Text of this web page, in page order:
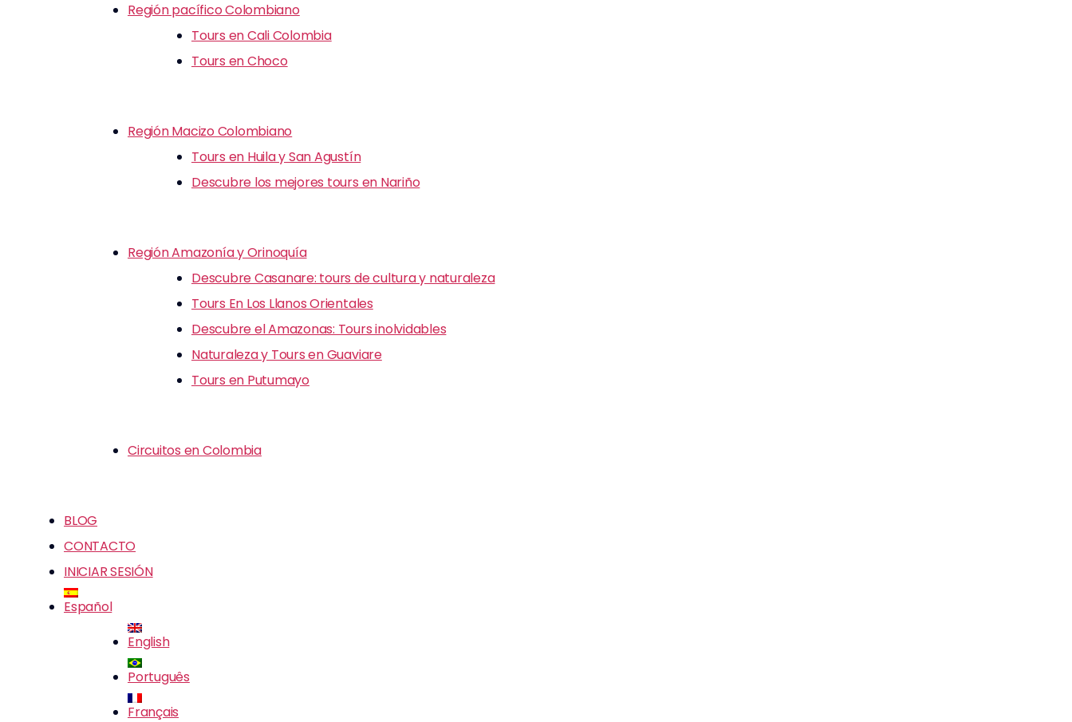
Región pacífico Colombiano
Tours en Cali Colombia
Tours en Choco
Región Macizo Colombiano
Tours en Huila y San Agustín
Descubre los mejores tours en Nariño
Región Amazonía y Orinoquía
Descubre Casanare: tours de cultura y naturaleza
Tours En Los Llanos Orientales
Descubre el Amazonas: Tours inolvidables
Naturaleza y Tours en Guaviare
Tours en Putumayo
Circuitos en Colombia
BLOG
CONTACTO
INICIAR SESIÓN
Español
English
Português
Français